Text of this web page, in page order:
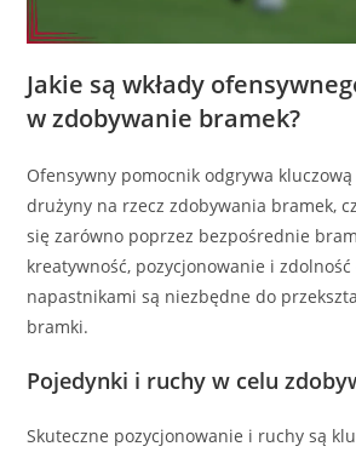
Jakie są wkłady
w zdobywanie bramek?
Ofensywny pomocnik odgrywa kluczową
drużyny na rzecz zdobywania bramek,
się zarówno poprzez bezpośrednie
kreatywność, pozycjonowanie i zdolność
napastnikami są niezbędne do
bramki.
Pojedynki i ruchy w celu
Skuteczne pozycjonowanie i ruchy są